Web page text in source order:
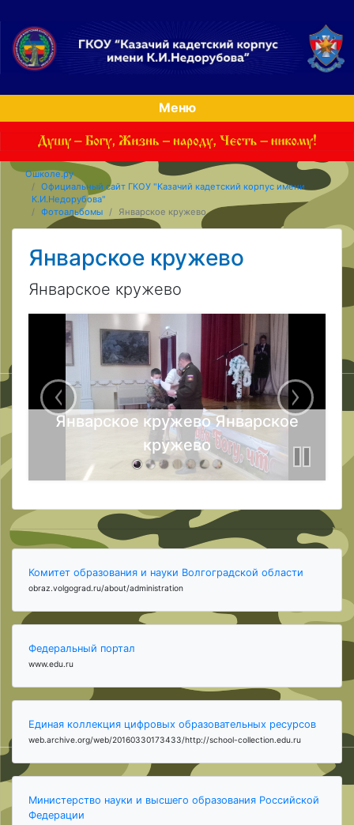
Меню
Ошколе.ру
Официальный сайт ГКОУ "Казачий кадетский корпус имени
К.И.Недорубова"
Фотоальбомы
Январское кружево
Январское кружево
Январское кружево
Январское кружево Январское
кружево
Комитет образования и науки Волгоградской области
obraz.volgograd.ru/about/administration
Федеральный портал
www.edu.ru
Единая коллекция цифровых образовательных ресурсов
web.archive.org/web/20160330173433/http://school-collection.edu.ru
Министерство науки и высшего образования Российской
Федерации